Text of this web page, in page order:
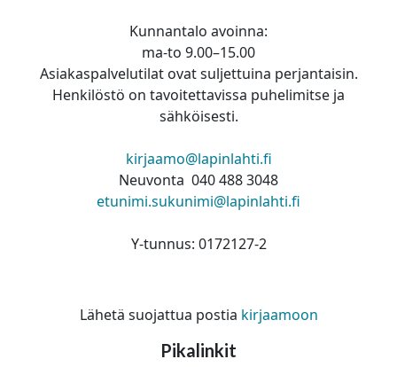
Kunnantalo avoinna:
ma-to 9.00–15.00
Asiakaspalvelutilat ovat suljettuina perjantaisin.
Henkilöstö on tavoitettavissa puhelimitse ja
sähköisesti.
kirjaamo@lapinlahti.fi
Neuvonta 040 488 3048
etunimi.sukunimi@lapinlahti.fi
Y-tunnus: 0172127-2
Lähetä suojattua postia kirjaamoon
Pikalinkit